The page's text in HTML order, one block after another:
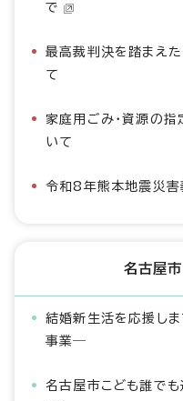
で
最高裁判決を踏まえ
て
家庭用ごみ・資源の
いて
令和8年熊本地震災害
名古屋
結婚新生活を応援し
事業―
名古屋市こども誰で